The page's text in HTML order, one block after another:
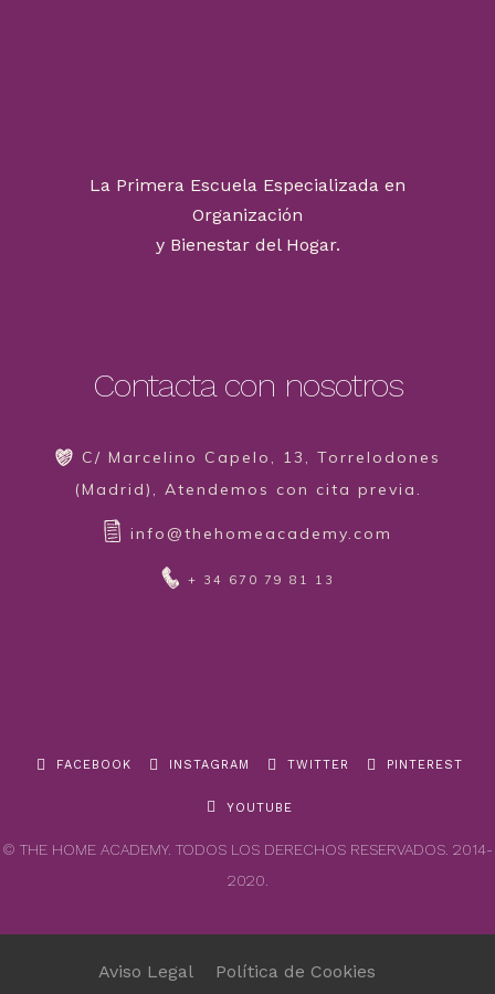
La Primera Escuela Especializada en
Organización
y Bienestar del Hogar.
Contacta con nosotros
C/ Marcelino Capelo, 13, Torrelodones
(Madrid), Atendemos con cita previa.
info@thehomeacademy.com
+ 34 670 79 81 13
FACEBOOK INSTAGRAM TWITTER PINTEREST
YOUTUBE
© THE HOME ACADEMY. TODOS LOS DERECHOS RESERVADOS. 2014-
2020.
Aviso Legal Política de Cookies